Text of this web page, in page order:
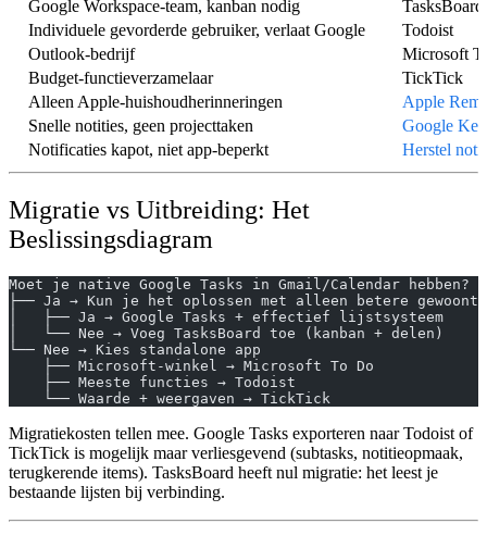
Google Workspace-team, kanban nodig
TasksBoard
Individuele gevorderde gebruiker, verlaat Google
Todoist
Outlook-bedrijf
Microsoft
Budget-functieverzamelaar
TickTick
Alleen Apple-huishoudherinneringen
Apple
Snelle notities, geen projecttaken
Google
Notificaties kapot, niet app-beperkt
Herstel
Migratie vs Uitbreiding: Het
Beslissingsdiagram
Moet je native Google Tasks in Gmail/Calendar hebben?
├── Ja → Kun je het oplossen met alleen betere
│   ├── Ja → Google Tasks + effectief lijstsysteem
│   └── Nee → Voeg TasksBoard toe (kanban + delen)
└── Nee → Kies standalone app
    ├── Microsoft-winkel → Microsoft To Do
    ├── Meeste functies → Todoist
    └── Waarde + weergaven → TickTick
Migratiekosten tellen mee. Google Tasks exporteren naar Todoist of
TickTick is mogelijk maar verliesgevend (subtasks, notitieopmaak,
terugkerende items). TasksBoard heeft nul migratie: het leest je
bestaande lijsten bij verbinding.